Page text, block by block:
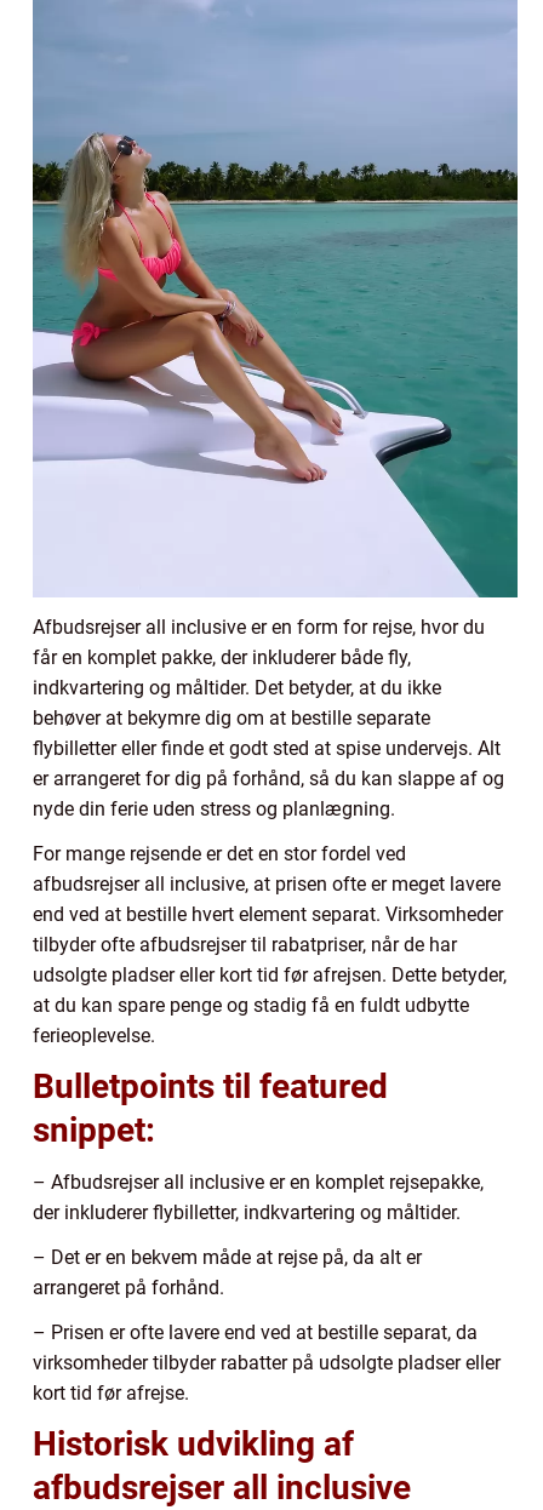
Afbudsrejser all inclusive er en form for rejse, hvor du
får en komplet pakke, der inkluderer både fly,
indkvartering og måltider. Det betyder, at du ikke
behøver at bekymre dig om at bestille separate
flybilletter eller finde et godt sted at spise undervejs. Alt
er arrangeret for dig på forhånd, så du kan slappe af og
nyde din ferie uden stress og planlægning.
For mange rejsende er det en stor fordel ved
afbudsrejser all inclusive, at prisen ofte er meget lavere
end ved at bestille hvert element separat. Virksomheder
tilbyder ofte afbudsrejser til rabatpriser, når de har
udsolgte pladser eller kort tid før afrejsen. Dette betyder,
at du kan spare penge og stadig få en fuldt udbytte
ferieoplevelse.
Bulletpoints til featured
snippet:
– Afbudsrejser all inclusive er en komplet rejsepakke,
der inkluderer flybilletter, indkvartering og måltider.
– Det er en bekvem måde at rejse på, da alt er
arrangeret på forhånd.
– Prisen er ofte lavere end ved at bestille separat, da
virksomheder tilbyder rabatter på udsolgte pladser eller
kort tid før afrejse.
Historisk udvikling af
afbudsrejser all inclusive